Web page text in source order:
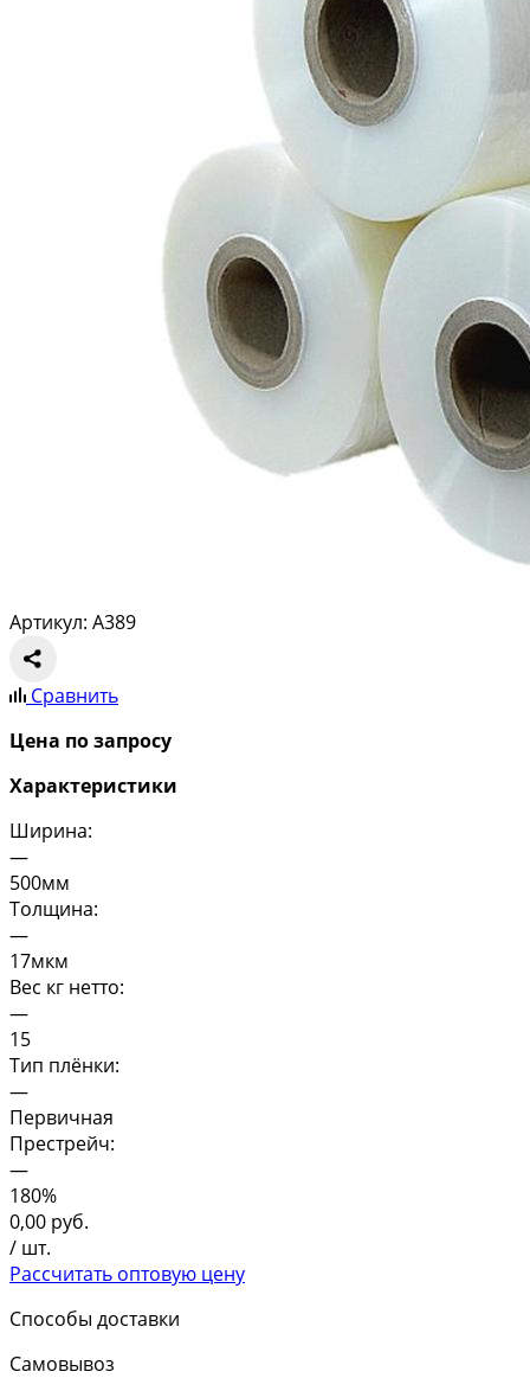
Артикул: A389
Сравнить
Цена по запросу
Характеристики
Ширина:
—
500мм
Толщина:
—
17мкм
Вес кг нетто:
—
15
Тип плёнки:
—
Первичная
Престрейч:
—
180%
0,00 руб.
/ шт.
Рассчитать оптовую цену
Способы доставки
Самовывоз